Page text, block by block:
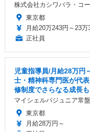
株式会社カシワバラ・コ
東京都
月給20万243円～23万
正社員
児童指導員/月給28万円
士・精神科専門医が代
修制度でさらなる成長も
マイシェルパジュニア常
東京都
月給28万円～